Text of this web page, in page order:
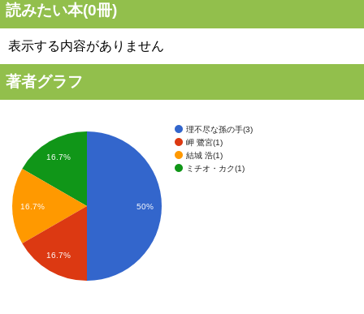
読みたい本(0冊)
表示する内容がありません
著者グラフ
理不尽な孫の手(3)
岬 鷺宮(1)
結城 浩(1)
ミチオ・カク(1)
16.7%
16.7%
16.7%
50%